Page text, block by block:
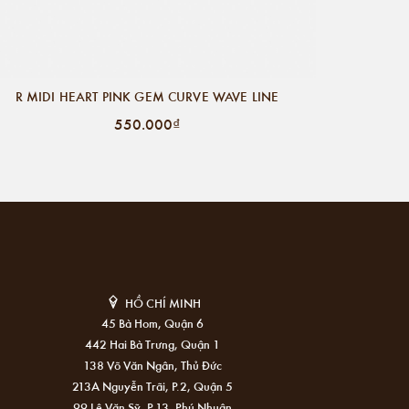
R MIDI HEART PINK GEM CURVE WAVE LINE
550.000₫
HỒ CHÍ MINH
45 Bà Hom, Quận 6
442 Hai Bà Trưng, Quận 1
138 Võ Văn Ngân, Thủ Đức
213A Nguyễn Trãi, P.2, Quận 5